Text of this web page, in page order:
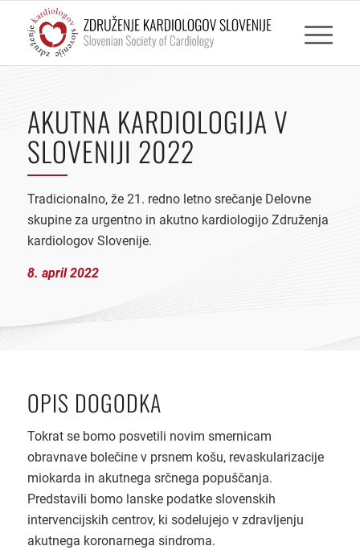
AKUTNA KARDIOLOGIJA V
SLOVENIJI 2022
Tradicionalno, že 21. redno letno srečanje Delovne
skupine za urgentno in akutno kardiologijo Združenja
kardiologov Slovenije.
8. april 2022
OPIS DOGODKA
Tokrat se bomo posvetili novim smernicam
obravnave bolečine v prsnem košu, revaskularizacije
miokarda in akutnega srčnega popuščanja.
Predstavili bomo lanske podatke slovenskih
intervencijskih centrov, ki sodelujejo v zdravljenju
akutnega koronarnega sindroma.